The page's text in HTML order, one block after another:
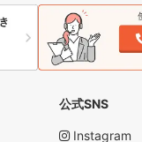
公式SNS
Instagram